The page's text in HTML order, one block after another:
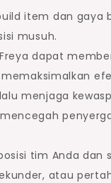
item dan
musuh.
dapat
menjaga
tim Anda dan
atau